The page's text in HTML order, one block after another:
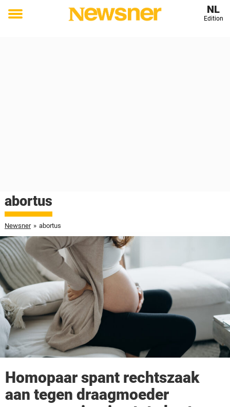
Toggle
NL
Edition
abortus
Newsner » abortus
Homopaar spant rechtszaak
aan tegen draagmoeder